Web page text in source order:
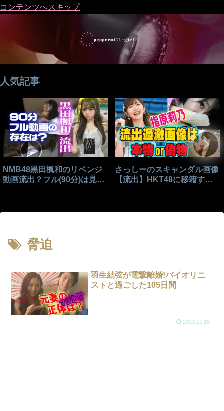
コンテンツへスキップ
人気記事
NMB48黒田楓和のリベンジ
動画流出？フル(90分)は見れ
さっしーのスキャンダル画像
【流出】HKT48に移籍する
脅迫
羽生結弦が電撃離婚!バイオリニ
ストと過ごした105日間
2023.11.18